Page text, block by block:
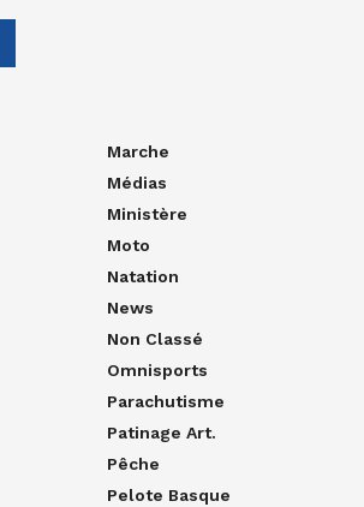
Marche
Médias
Ministère
Moto
Natation
News
Non Classé
Omnisports
Parachutisme
Patinage Art.
Pêche
Pelote Basque